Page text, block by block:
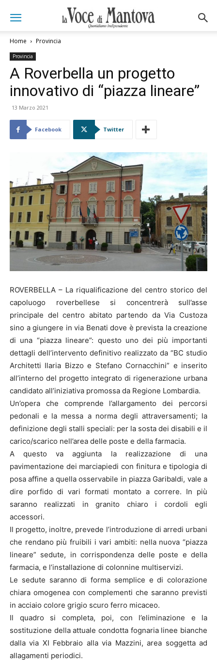
Home Provincia
Provincia
A Roverbella un progetto
innovativo di “piazza lineare”
13 Marzo 2021
Facebook Twitter
ROVERBELLA – La riqualificazione del centro storico del
capoluogo roverbellese si concentrerà sull’asse
principale del centro abitato partendo da Via Custoza
sino a giungere in via Benati dove è prevista la creazione
di una “piazza lineare”: questo uno dei più importanti
dettagli dell’intervento definitivo realizzato da “BC studio
Architetti Ilaria Bizzo e Stefano Cornacchini” e inserito
all’interno del progetto integrato di rigenerazione urbana
candidato all’iniziativa promossa da Regione Lombardia.
Un’opera che comprende l’allargamento dei percorsi
pedonali e la messa a norma degli attraversamenti; la
definizione degli stalli speciali: per la sosta dei disabili e il
carico/scarico nell’area delle poste e della farmacia.
A questo va aggiunta la realizzazione di una
pavimentazione dei marciapiedi con finitura e tipologia di
posa affine a quella osservabile in piazza Garibaldi, vale a
dire porfido di vari formati montato a correre. In più
saranno realizzati in granito chiaro i cordoli egli
accessori.
Il progetto, inoltre, prevede l’introduzione di arredi urbani
che rendano più fruibili i vari ambiti: nella nuova “piazza
lineare” sedute, in corrispondenza delle poste e della
farmacia, e l’installazione di colonnine multiservizi.
Le sedute saranno di forma semplice e di colorazione
chiara omogenea con complementi che saranno previsti
in acciaio colore grigio scuro ferro micaceo.
Il quadro si completa, poi, con l’eliminazione e la
sostituzione della attuale condotta fognaria linee bianche
dalla via XI Febbraio alla via Mazzini, area soggetta ad
allagamenti periodici.